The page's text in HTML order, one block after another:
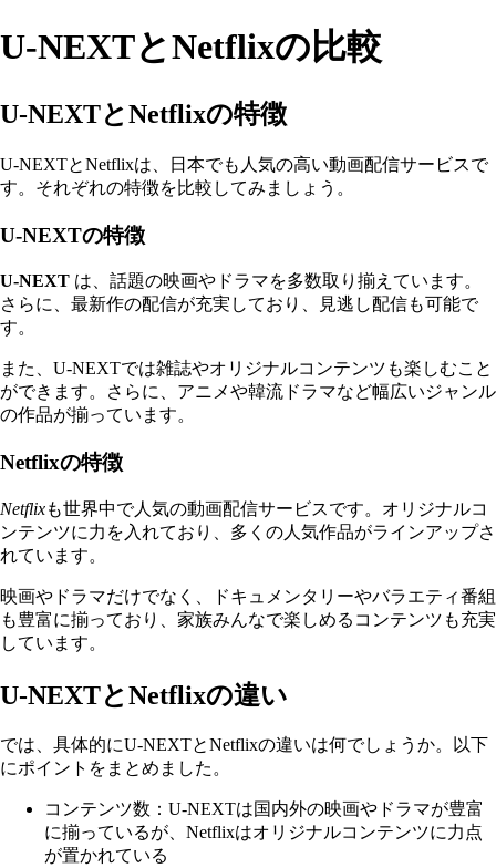
U-NEXTとNetflixの比較
U-NEXTとNetflixの特徴
U-NEXTとNetflixは、日本でも人気の高い動画配信サービスで
す。それぞれの特徴を比較してみましょう。
U-NEXTの特徴
U-NEXT は、話題の映画やドラマを多数取り揃えています。
さらに、最新作の配信が充実しており、見逃し配信も可能で
す。
また、U-NEXTでは雑誌やオリジナルコンテンツも楽しむこと
ができます。さらに、アニメや韓流ドラマなど幅広いジャンル
の作品が揃っています。
Netflixの特徴
Netflixも世界中で人気の動画配信サービスです。オリジナルコ
ンテンツに力を入れており、多くの人気作品がラインアップさ
れています。
映画やドラマだけでなく、ドキュメンタリーやバラエティ番組
も豊富に揃っており、家族みんなで楽しめるコンテンツも充実
しています。
U-NEXTとNetflixの違い
では、具体的にU-NEXTとNetflixの違いは何でしょうか。以下
にポイントをまとめました。
コンテンツ数：U-NEXTは国内外の映画やドラマが豊富
に揃っているが、Netflixはオリジナルコンテンツに力点
が置かれている